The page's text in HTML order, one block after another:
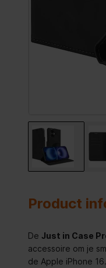
Product
De Just in Case
accessoire om je
de Apple iPhone